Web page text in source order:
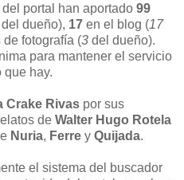
portal han aportado 99
del dueño), 17 en el blog (17
fotografía (3 del dueño).
para mantener el servicio
que hay.
Crake Rivas por sus
de Walter Hugo Rotela
Nuria, Ferre y Quijada.
el sistema del buscador